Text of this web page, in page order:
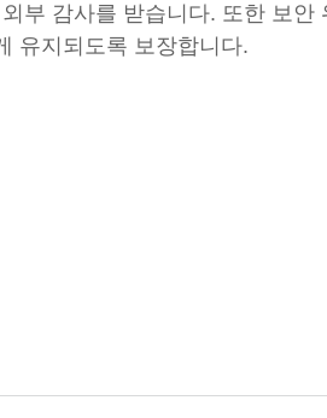
부 감사를 받습니다. 또한 보안
유지되도록 보장합니다.